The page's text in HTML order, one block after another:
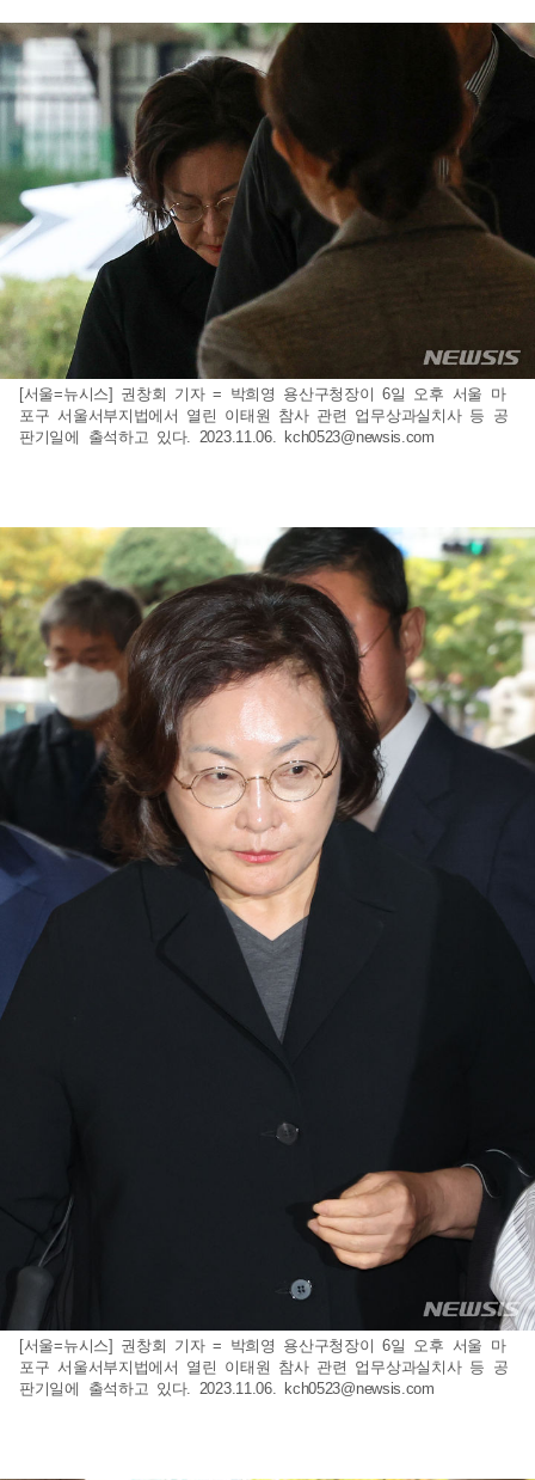
[서울=뉴시스] 권창회 기자 = 박희영 용산구청장이 6일 오후 서울 마
포구 서울서부지법에서 열린 이태원 참사 관련 업무상과실치사 등 공
판기일에 출석하고 있다. 2023.11.06. kch0523@newsis.com
[서울=뉴시스] 권창회 기자 = 박희영 용산구청장이 6일 오후 서울 마
포구 서울서부지법에서 열린 이태원 참사 관련 업무상과실치사 등 공
판기일에 출석하고 있다. 2023.11.06. kch0523@newsis.com